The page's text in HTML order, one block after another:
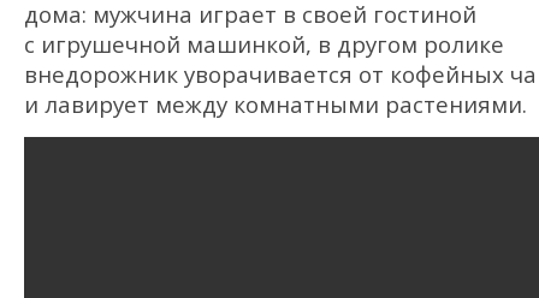
дома: мужчина играет в своей гостиной
с игрушечной машинкой, в другом ролике
внедорожник уворачивается от кофейных
и лавирует между комнатными растениями.